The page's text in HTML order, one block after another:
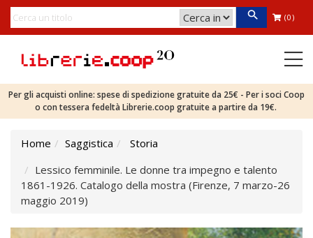
(0)
Per gli acquisti online: spese di spedizione gratuite da 25€ - Per i soci Coop
o con tessera fedeltà Librerie.coop gratuite a partire da 19€.
Home Saggistica
Storia
Lessico femminile. Le donne tra impegno e talento
1861-1926. Catalogo della mostra (Firenze, 7 marzo-26
maggio 2019)